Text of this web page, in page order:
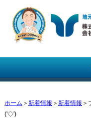
ホーム ＞ 新着情報 ＞ 新着情報 ＞
('◇')ゞ